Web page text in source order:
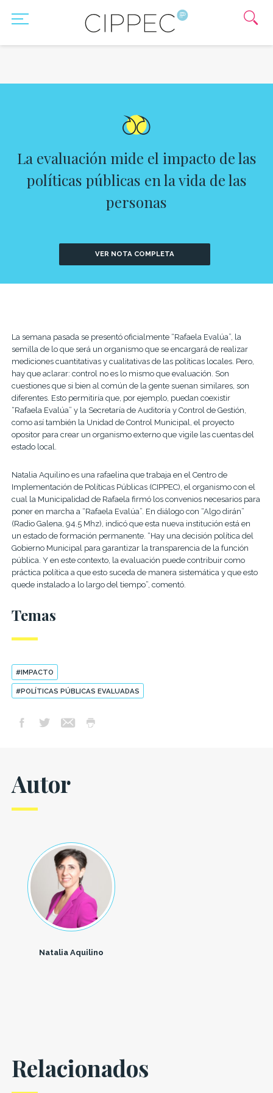
La evaluación mide el impacto de las
políticas públicas en la vida de las
personas
VER NOTA COMPLETA
La semana pasada se presentó oficialmente “Rafaela Evalúa”, la
semilla de lo que será un organismo que se encargará de realizar
mediciones cuantitativas y cualitativas de las políticas locales. Pero,
hay que aclarar: control no es lo mismo que evaluación. Son
cuestiones que si bien al común de la gente suenan similares, son
diferentes. Esto permitiría que, por ejemplo, puedan coexistir
“Rafaela Evalúa” y la Secretaría de Auditoría y Control de Gestión,
como así también la Unidad de Control Municipal, el proyecto
opositor para crear un organismo externo que vigile las cuentas del
estado local.
Natalia Aquilino es una rafaelina que trabaja en el Centro de
Implementación de Políticas Públicas (CIPPEC), el organismo con el
cual la Municipalidad de Rafaela firmó los convenios necesarios para
poner en marcha a “Rafaela Evalúa”. En diálogo con “Algo dirán”
(Radio Galena, 94.5 Mhz), indicó que esta nueva institución está en
un estado de formación permanente. “Hay una decisión política del
Gobierno Municipal para garantizar la transparencia de la función
pública. Y en este contexto, la evaluación puede contribuir como
práctica política a que esto suceda de manera sistemática y que esto
quede instalado a lo largo del tiempo”, comentó.
Temas
#IMPACTO
#POLÍTICAS PÚBLICAS EVALUADAS
Autor
Natalia Aquilino
Relacionados